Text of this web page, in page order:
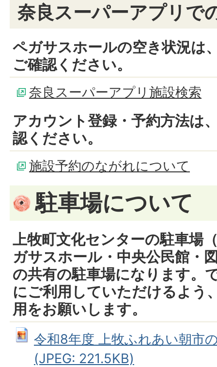
奈良スーパーアプリで
ペガサスホールの空き状況は
ご確認ください。
奈良スーパーアプリ施設検索
アカウント登録・予約方法は
認ください。
施設予約のながれについて
駐車場について
上牧町文化センターの駐車場
ガサスホール・中央公民館・
の共有の駐車場になります。
にご利用していただけるよう
用をお願いします。
令和8年度 上牧ふれあい朝市
(JPEG: 221.5KB)